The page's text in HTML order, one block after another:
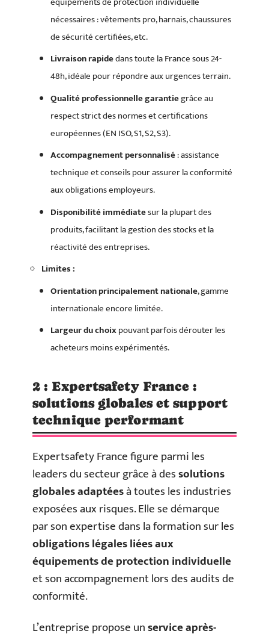
nécessaires : vêtements pro, harnais, chaussures
de sécurité certifiées, etc.
Livraison rapidedans toute la France sous 24-
48h, idéale pour répondre aux urgences terrain.
Qualité professionnelle garantiegrâce au
respect strict des normes et certifications
européennes (EN ISO, S1, S2, S3).
Accompagnement personnalisé: assistance
technique et conseils pour assurer la conformité
aux obligations employeurs.
Disponibilité immédiatesur la plupart des
produits, facilitant la gestion des stocks et la
réactivité des entreprises.
Limites :
Orientation principalement nationale, gamme
internationale encore limitée.
Largeur du choixpouvant parfois dérouter les
acheteurs moins expérimentés.
2 : Expertsafety France :
solutions globales et support
technique performant
Expertsafety France figure parmi les
leaders du secteur grâce à dessolutions
globales adaptéesà toutes les industries
exposées aux risques. Elle se démarque
par son expertise dans la formation sur les
obligations légales liées aux
équipements de protection individuelle
et son accompagnement lors des audits de
conformité.
L’entreprise propose unservice après-